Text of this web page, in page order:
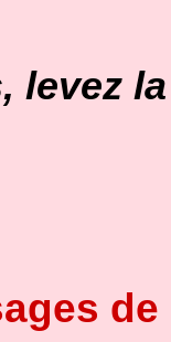
levez